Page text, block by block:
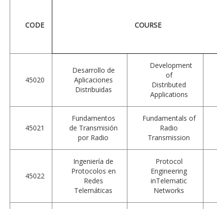
CODE COURSE
45020
Desarrollo de
Aplicaciones
Distribuidas
Development
of
Distributed
Applications
45021
Fundamentos
de Transmisión
por Radio
Fundamentals of
Radio
Transmission
45022
Ingeniería de
Protocolos en
Redes
Telemáticas
Protocol
Engineering
inTelematic
Networks